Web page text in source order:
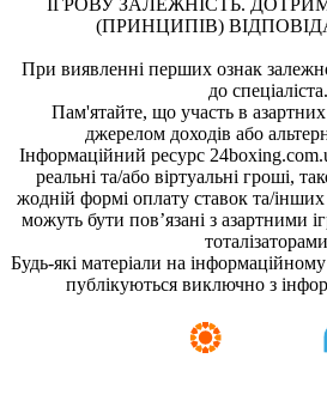
(ПРИНЦИПІВ)
При виявленні перших ознак
до спеціаліста.
Пам'ятайте, що участь в
джерелом доходів або
Інформаційний ресурс
реальні та/або віртуальні гроші,
жодній формі оплату ставок та/інших
можуть бути пов’язані з азартними
Будь-які матеріали на
публікуються виключно з